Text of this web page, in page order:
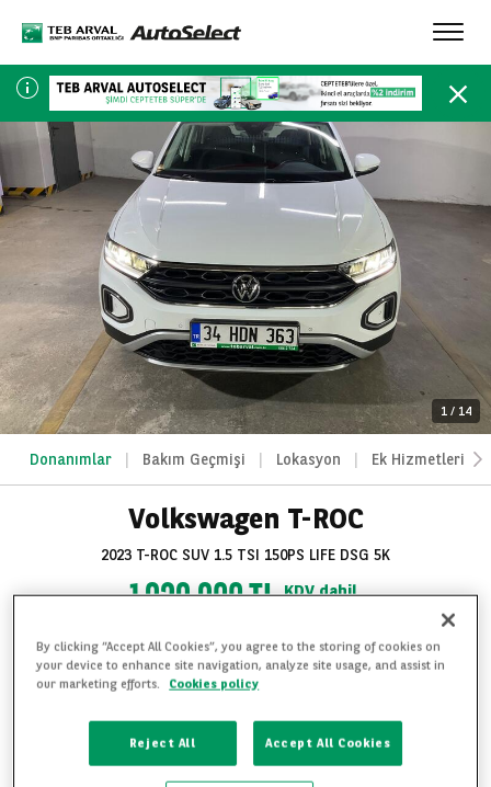
1 / 14
Tüm fotoğrafları
Donanımlar Bakım Geçmişi Lokasyon Ek Hizmetlerimiz
Volkswagen T-ROC
2023 T-ROC SUV 1.5 TSI 150PS LIFE DSG 5K
1 929.900 TL KDV dahil
Bakım Geçmişi
3 Ay / 5.000 km Garanti
Detaylı Ekspertiz
By clicking “Accept All Cookies”, you agree to the storing of cookies on
your device to enhance site navigation, analyze site usage, and assist in
our marketing efforts.
Cookies policy
Reject All Accept All Cookies